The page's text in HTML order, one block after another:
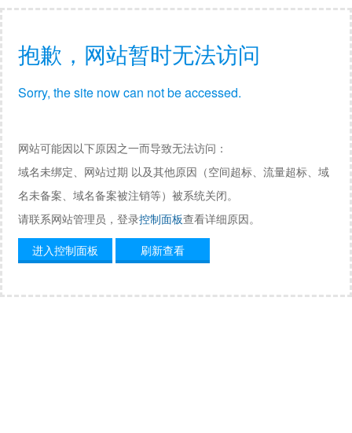
抱歉，网站暂时无法访问
Sorry, the site now can not be accessed.
网站可能因以下原因之一而导致无法访问：
域名未绑定、网站过期 以及其他原因（空间超标、流量超标、域
名未备案、域名备案被注销等）被系统关闭。
请联系网站管理员，登录控制面板查看详细原因。
进入控制面板
刷新查看